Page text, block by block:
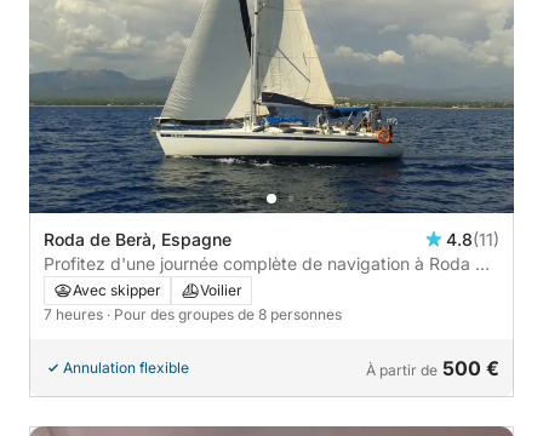
Roda de Berà, Espagne 4.8(11)
Profitez d'une journée complète de navigation à Roda de
Berà en voilier.
Avec skipper
Voilier
7 heures · Pour des groupes de 8 personnes
Annulation flexible À partir de 500 €